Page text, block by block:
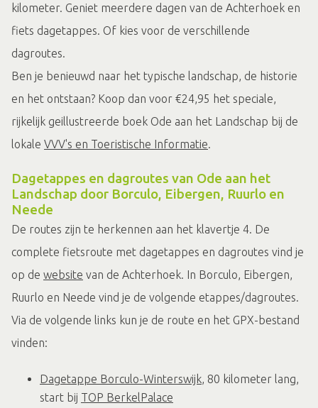
kilometer. Geniet meerdere dagen van de Achterhoek en
fiets dagetappes. Of kies voor de verschillende
dagroutes.
Ben je benieuwd naar het typische landschap, de historie
en het ontstaan? Koop dan voor €24,95 het speciale,
rijkelijk geillustreerde boek Ode aan het Landschap bij de
lokale VVV's en Toeristische Informatie
Dagetappes en dagroutes van Ode aan het
Landschap door Borculo, Eibergen, Ruurlo en
Neede
De routes zijn te herkennen aan het klavertje 4. De
complete fietsroute met dagetappes en dagroutes vind je
op de website van de Achterhoek. In Borculo, Eibergen,
Ruurlo en Neede vind je de volgende etappes/dagroutes.
Via de volgende links kun je de route en het GPX-bestand
vinden:
Dagetappe Borculo-Winterswijk , 80 kilometer lang,
start bij TOP BerkelPalace